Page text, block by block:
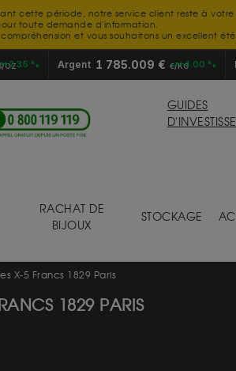
cette période, notre service client reste à
toute demande d'information.
et vous souhaitons un excellent
OZ
+2.35 % Argent 1 785.009 € €/KG+4.00 %
GUIDES
RACHAT DE
BIJOUX
STOCKAGE
X-5 Francs 1829 Paris
1829 PARIS